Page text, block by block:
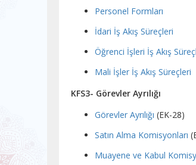
Personel Formları
İdari İş Akış Süreçleri
Öğrenci İşleri İş Akış
Mali İşler İş Akış Süreçleri
KFS3- Görevler Ayrılığı
Görevler Ayrılığı (EK-28)
Satın Alma Komisyonları
Muayene ve Kabul